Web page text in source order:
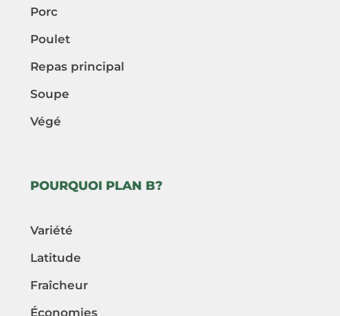
Porc
Poulet
Repas principal
Soupe
Végé
POURQUOI PLAN B?
Variété
Latitude
Fraîcheur
Économies